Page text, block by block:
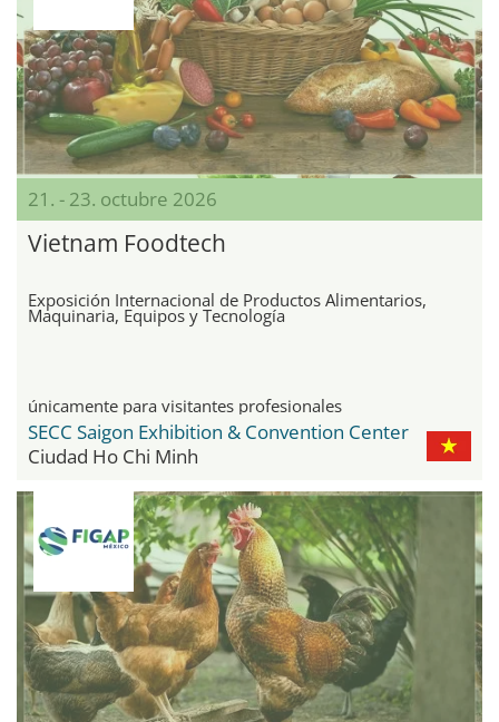
21. - 23. octubre 2026
Vietnam Foodtech
Exposición Internacional de Productos Alimentarios,
Maquinaria, Equipos y Tecnología
únicamente para visitantes profesionales
SECC Saigon Exhibition & Convention Center
Ciudad Ho Chi Minh